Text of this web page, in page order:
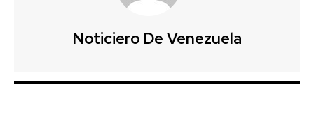
Noticiero De Venezuela